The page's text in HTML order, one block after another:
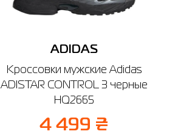
ADIDAS
Кроссовки мужские Adidas
ADISTAR CONTROL 3 черные
HQ2665
4 499 ₴